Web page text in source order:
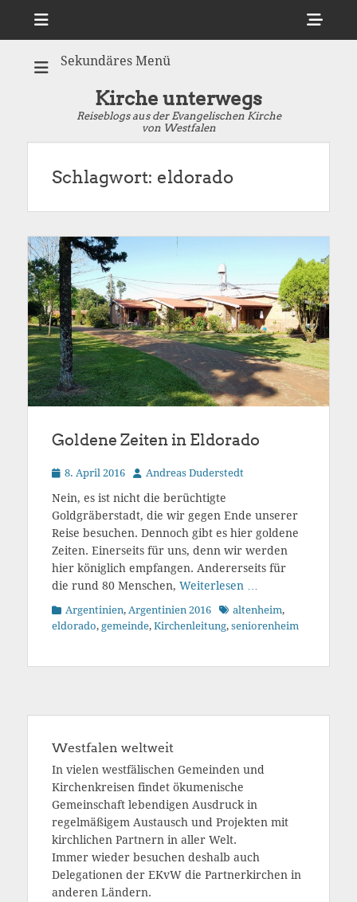
Sekundäres Menü
Kirche unterwegs
Reiseblogs aus der Evangelischen Kirche
von Westfalen
Schlagwort: eldorado
Goldene Zeiten in Eldorado
Veröffentlicht
8. April 2016 AutorAndreas Duderstedt
Nein, es ist nicht die berüchtigte
Goldgräberstadt, die wir gegen Ende unserer
Reise besuchen. Dennoch gibt es hier goldene
Zeiten. Einerseits für uns, denn wir werden
hier königlich empfangen. Andererseits für
die rund 80 Menschen, Weiterlesen …
Kategorien
Argentinien, Argentinien 2016 Schlagworte
altenheim,
eldorado, gemeinde, Kirchenleitung, seniorenheim
Westfalen weltweit
In vielen westfälischen Gemeinden und
Kirchenkreisen findet ökumenische
Gemeinschaft lebendigen Ausdruck in
regelmäßigem Austausch und Projekten mit
kirchlichen Partnern in aller Welt.
Immer wieder besuchen deshalb auch
Delegationen der EKvW die Partnerkirchen in
anderen Ländern.